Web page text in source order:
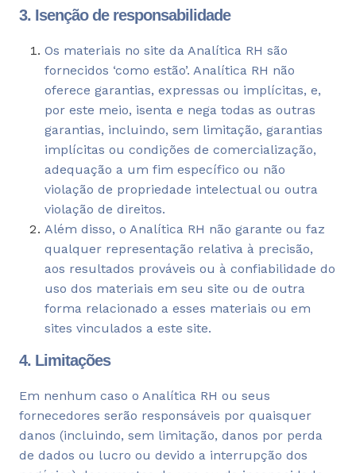
3. Isenção de responsabilidade
Os materiais no site da Analítica RH são
fornecidos ‘como estão’. Analítica RH não
oferece garantias, expressas ou implícitas, e,
por este meio, isenta e nega todas as outras
garantias, incluindo, sem limitação, garantias
implícitas ou condições de comercialização,
adequação a um fim específico ou não
violação de propriedade intelectual ou outra
violação de direitos.
Além disso, o Analítica RH não garante ou faz
qualquer representação relativa à precisão,
aos resultados prováveis ​​ou à confiabilidade do
uso dos materiais em seu site ou de outra
forma relacionado a esses materiais ou em
sites vinculados a este site.
4. Limitações
Em nenhum caso o Analítica RH ou seus
fornecedores serão responsáveis ​​por quaisquer
danos (incluindo, sem limitação, danos por perda
de dados ou lucro ou devido a interrupção dos